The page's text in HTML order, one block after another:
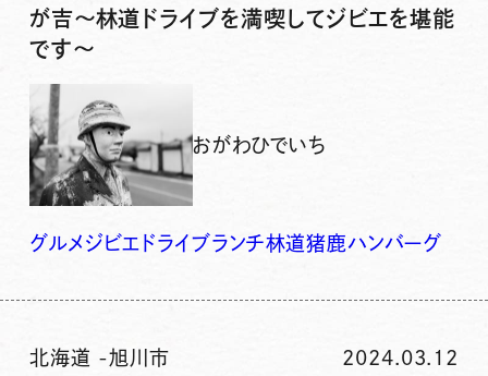
が吉〜林道ドライブを満喫してジビエを堪能
です〜
おがわひでいち
グルメ ジビエ ドライブランチ林道猪鹿ハンバーグ
北海道 -旭川市 2024.03.12